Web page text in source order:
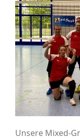
Unsere Mixed-